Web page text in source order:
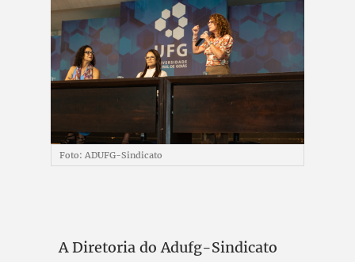
Foto: ADUFG-Sindicato
A Diretoria do Adufg-Sindicato